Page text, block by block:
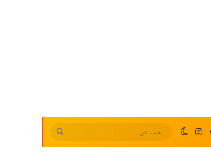
بينتيريستانستقرامالوضع المظلم
عن